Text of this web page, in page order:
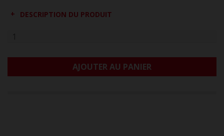
DESCRIPTION DU PRODUIT
AJOUTER AU PANIER